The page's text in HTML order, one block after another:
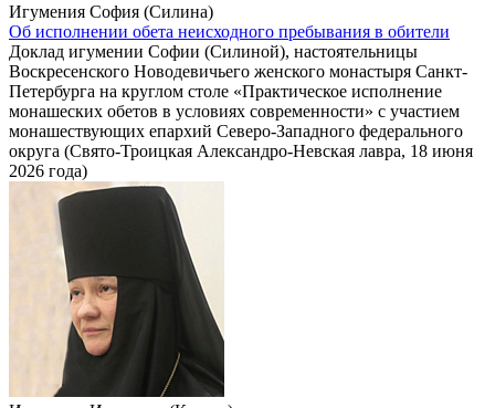
Игумения София (Силина)
Об исполнении обета неисходного пребывания в обители
Доклад игумении Софии (Силиной), настоятельницы
Воскресенского Новодевичьего женского монастыря Санкт-
Петербурга на круглом столе «Практическое исполнение
монашеских обетов в условиях современности» с участием
монашествующих епархий Северо-Западного федерального
округа (Свято-Троицкая Александро-Невская лавра, 18 июня
2026 года)